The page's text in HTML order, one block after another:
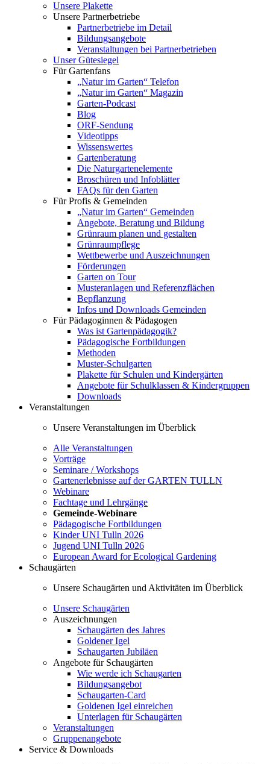
Unsere Plakette
Unsere Partnerbetriebe
Partnerbetriebe im Detail
Bildungsangebote
Veranstaltungen bei Partnerbetrieben
Unser Gütesiegel
Für Gartenfans
„Natur im Garten“ Telefon
„Natur im Garten“ Magazin
Garten-Podcast
Blog
ORF-Sendung
Videotipps
Wissenswertes
Gartenberatung
Die Naturgartenelemente
Broschüren und Infoblätter
FAQs für den Garten
Für Profis & Gemeinden
„Natur im Garten“ Gemeinden
Angebote, Beratung und Bildung
Grünraum planen und gestalten
Grünraumpflege
Wettbewerbe und Auszeichnungen
Förderungen
Garten on Tour
Musteranlagen und Referenzflächen
Bepflanzung
Infos und Downloads Gemeinden
Für Pädagoginnen & Pädagogen
Was ist Gartenpädagogik?
Pädagogische Fortbildungen
Methoden
Muster-Schulgarten
Plakette für Schulen und Kindergärten
Angebote für Schulklassen & Kindergruppen
Downloads
Veranstaltungen
Unsere Veranstaltungen im Überblick
Alle Veranstaltungen
Vorträge
Seminare / Workshops
Gartenerlebnisse auf der GARTEN TULLN
Webinare
Fachtage und Lehrgänge
Gemeinde-Webinare
Pädagogische Fortbildungen
Kinder UNI Tulln 2026
Jugend UNI Tulln 2026
European Award for Ecological Gardening
Schaugärten
Unsere Schaugärten und Aktivitäten im Überblick
Unsere Schaugärten
Auszeichnungen
Schaugärten des Jahres
Goldener Igel
Schaugarten Jubiläen
Angebote für Schaugärten
Wie werde ich Schaugarten
Bildungsangebot
Schaugarten-Card
Goldenen Igel einreichen
Unterlagen für Schaugärten
Veranstaltungen
Gruppenangebote
Service & Downloads